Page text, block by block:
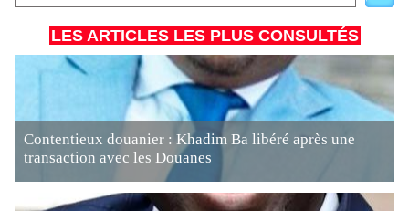
LES ARTICLES LES PLUS CONSULTÉS
Contentieux douanier : Khadim Ba libéré après une
transaction avec les Douanes